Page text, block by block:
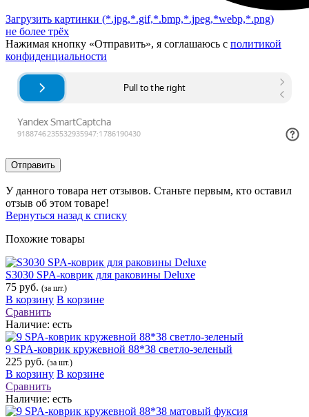
Загрузить картинки (*.jpg,*.gif,*.bmp,*.jpeg,*webp,*.png)
не более трёх
Нажимая кнопку «Отправить», я соглашаюсь с политикой
конфиденциальности
Отправить
У данного товара нет отзывов. Станьте первым, кто оставил
отзыв об этом товаре!
Вернуться назад к списку
Похожие товары
S3030 SPA-коврик для раковины Deluxe
75 руб. (за шт.)
В корзину В корзине
Сравнить
Наличие: есть
9 SPA-коврик кружевной 88*38 светло-зеленый
225 руб. (за шт.)
В корзину В корзине
Сравнить
Наличие: есть